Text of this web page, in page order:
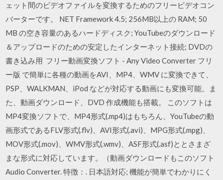
ェット間のビデオファイルを変換するためのフリービデオコン
バーターです。 NET Framework 4.5; 256MB以上の RAM; 50
MB の空き容量のあるハードディスク; YouTubeのダウンロード
＆アップロードのための安定したインターネット接続; DVDの
書き込み用 フリー動画変換ソフト - Any Video Converter フリ
ー版 で簡単に各種の動画をAVI、MP4、WMV に変換できて、
PSP、WALKMAN、iPod などが対応する動画にも変換可能。ま
た、動画ダウンロード、DVD 作成機能も搭載。 このソフトは
MP4変換ソフトで、MP4形式(.mp4)はもちろん、YouTubeの動
画形式であるFLV形式(.flv)、AVI形式(.avi)、MPG形式(.mpg)、
MOV形式(.mov)、WMV形式(.wmv)、ASF形式(.asf)ととさまざ
まな形式に対応しています。（動画ダウンロードもこのソフト
Audio Converter. 特徴：. 日本語対応; 機能が簡単でわかりにく